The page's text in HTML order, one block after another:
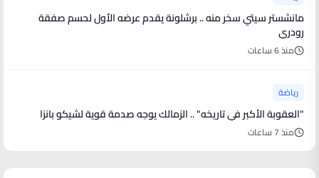
مانشستر سيتي سخر منه .. برشلونة يقدم عرضه الأول لحسم صفقة
رودري
منذ 6 ساعات
رياضة
"العقوبة الأكبر في تاريخه" .. الزمالك يوجه صدمة قوية لشيكو بانزا
منذ 7 ساعات